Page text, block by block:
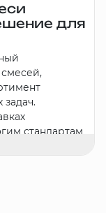
для
стандартам
рынке как